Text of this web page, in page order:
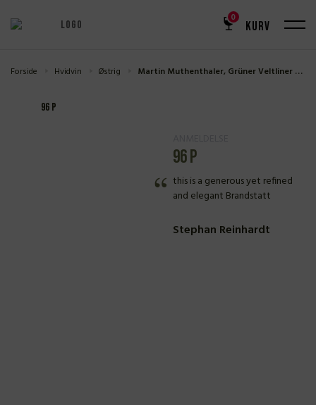
KURV
0
Forside Hvidvin Østrig Martin Muthenthaler, Grüner Veltliner Ried Brandstatt 2022
96 P
96 P
this is a generous yet refined
and elegant Brandstatt
Stephan Reinhardt